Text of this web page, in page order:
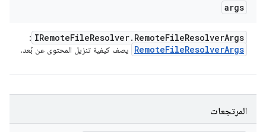
args
IRemoteFileResolver. RemoteFileResolverArgs
:
RemoteFileResolverArgs يصف كيفية تنزيل المحتوى عن بُعد.
المرتجعات